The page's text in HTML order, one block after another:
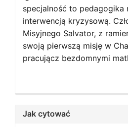
specjalność to pedagogika
interwencją kryzysową.
Misyjnego Salvator, z
swoją pierwszą misję w
pracującz bezdomnymi
Jak cytować